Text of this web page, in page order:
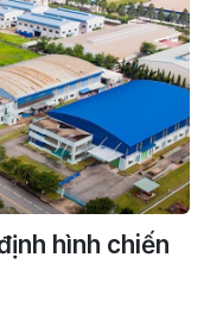
hình chiến